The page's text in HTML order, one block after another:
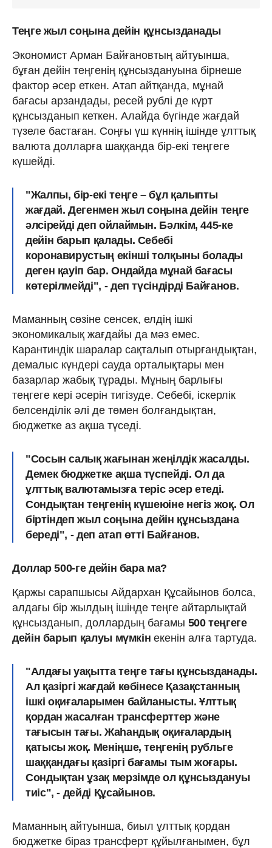
Теңге жыл соңына дейін құнсызданады
Экономист Арман Байғановтың айтуынша,
бұған дейін теңгенің құнсыздануына бірнеше
фактор әсер еткен. Атап айтқанда, мұнай
бағасы арзандады, ресей рублі де күрт
құнсызданып кеткен. Алайда бүгінде жағдай
түзеле бастаған. Соңғы үш күннің ішінде ұлттық
валюта долларға шаққанда бір-екі теңгеге
күшейді.
"Жалпы, бір-екі теңге – бұл қалыпты
жағдай. Дегенмен жыл соңына дейін теңге
әлсірейді деп ойлаймын. Бәлкім, 445-ке
дейін барып қалады. Себебі
коронавирустың екінші толқыны болады
деген қауіп бар. Ондайда мұнай бағасы
көтерілмейді", - деп түсіндірді Байғанов.
Маманның сөзіне сенсек, елдің ішкі
экономикалық жағдайы да мәз емес.
Карантиндік шаралар сақталып отырғандықтан,
демалыс күндері сауда орталықтары мен
базарлар жабық тұрады. Мұның барлығы
теңгеге кері әсерін тигізуде. Себебі, іскерлік
белсенділік әлі де төмен болғандықтан,
бюджетке аз ақша түседі.
"Сосын салық жағынан жеңілдік жасалды.
Демек бюджетке ақша түспейді. Ол да
ұлттық валютамызға теріс әсер етеді.
Сондықтан теңгенің күшеюіне негіз жоқ. Ол
біртіндеп жыл соңына дейін құнсыздана
береді", - деп атап өтті Байғанов.
Доллар 500-ге дейін бара ма?
Қаржы сарапшысы Айдархан Құсайынов болса,
алдағы бір жылдың ішінде теңге айтарлықтай
құнсызданып, доллардың бағамы 500 теңгеге
дейін барып қалуы мүмкін екенін алға тартуда.
"Алдағы уақытта теңге тағы құнсызданады.
Ал қазіргі жағдай көбінесе Қазақстанның
ішкі оқиғаларымен байланысты. Ұлттық
қордан жасалған трансферттер және
тағысын тағы. Жаһандық оқиғалардың
қатысы жоқ. Меніңше, теңгенің рубльге
шаққандағы қазіргі бағамы тым жоғары.
Сондықтан ұзақ мерзімде ол құнсыздануы
тиіс", - дейді Құсайынов.
Маманның айтуынша, биыл ұлттық қордан
бюджетке біраз трансферт құйылғанымен, бұл